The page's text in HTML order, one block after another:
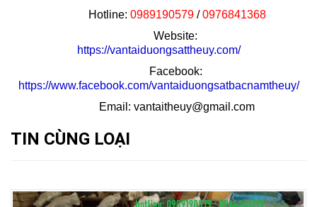
Hotline: 0989190579/0976841368
Website:
https://vantaiduongsattheuy.com/
Facebook:
https://www.facebook.com/vantaiduongsatbacnamtheuy/
Email: vantaitheuy@gmail.com
TIN CÙNG LOẠI